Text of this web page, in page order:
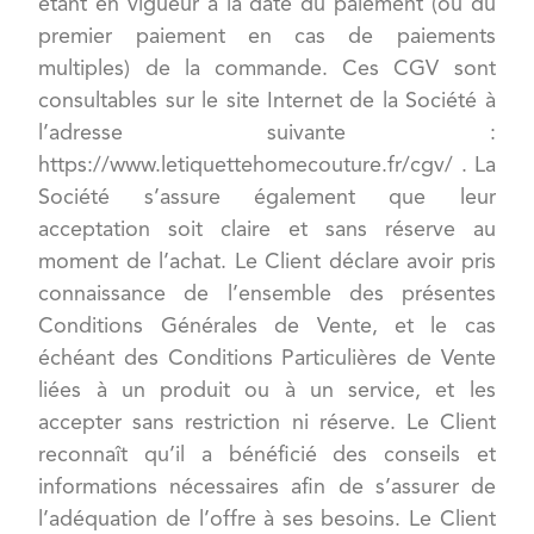
étant en vigueur à la date du paiement (ou du
premier paiement en cas de paiements
multiples) de la commande. Ces CGV sont
consultables sur le site Internet de la Société à
l’adresse suivante :
https://www.letiquettehomecouture.fr/cgv/ . La
Société s’assure également que leur
acceptation soit claire et sans réserve au
moment de l’achat. Le Client déclare avoir pris
connaissance de l’ensemble des présentes
Conditions Générales de Vente, et le cas
échéant des Conditions Particulières de Vente
liées à un produit ou à un service, et les
accepter sans restriction ni réserve. Le Client
reconnaît qu’il a bénéficié des conseils et
informations nécessaires afin de s’assurer de
l’adéquation de l’offre à ses besoins. Le Client